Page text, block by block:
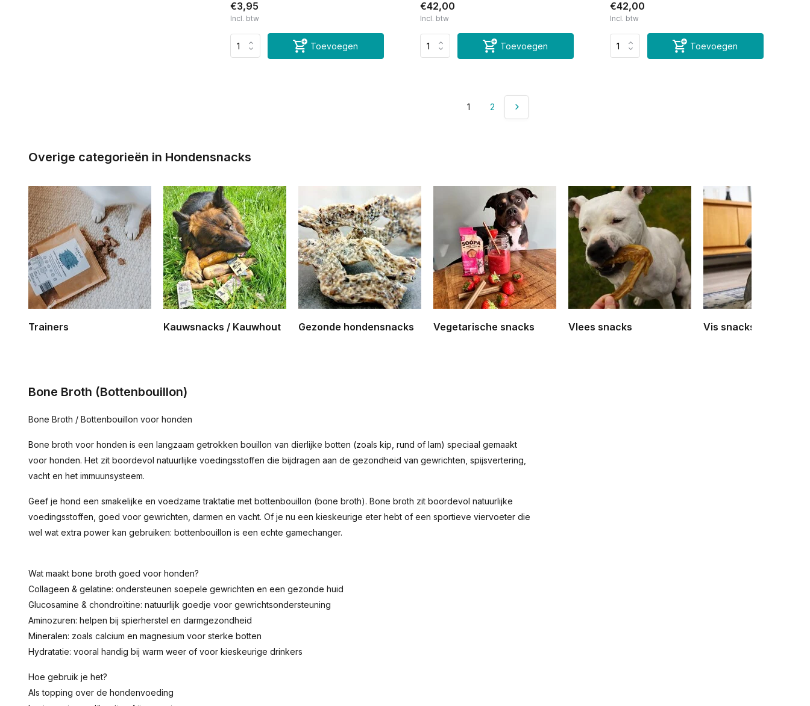
€3,95
Incl. btw
Toevoegen
€42,00
Incl. btw
Toevoegen
€42,00
Incl. btw
Toevoegen
1 2
Overige categorieën in Hondensnacks
Trainers Kauwsnacks / Kauwhout Gezonde hondensnacks Vegetarische snacks Vlees snacks Vis snacks
Bone Broth (Bottenbouillon)
Bone Broth / Bottenbouillon voor honden
Bone broth voor honden is een langzaam getrokken bouillon van dierlijke botten (zoals kip, rund of lam) speciaal gemaakt
voor honden. Het zit boordevol natuurlijke voedingsstoffen die bijdragen aan de gezondheid van gewrichten, spijsvertering,
vacht en het immuunsysteem.
Geef je hond een smakelijke en voedzame traktatie met bottenbouillon (bone broth). Bone broth zit boordevol natuurlijke
voedingsstoffen, goed voor gewrichten, darmen en vacht. Of je nu een kieskeurige eter hebt of een sportieve viervoeter die
wel wat extra power kan gebruiken: bottenbouillon is een echte gamechanger.
Wat maakt bone broth goed voor honden?
Collageen & gelatine: ondersteunen soepele gewrichten en een gezonde huid
Glucosamine & chondroïtine: natuurlijk goedje voor gewrichtsondersteuning
Aminozuren: helpen bij spierherstel en darmgezondheid
Mineralen: zoals calcium en magnesium voor sterke botten
Hydratatie: vooral handig bij warm weer of voor kieskeurige drinkers
Hoe gebruik je het?
Als topping over de hondenvoeding